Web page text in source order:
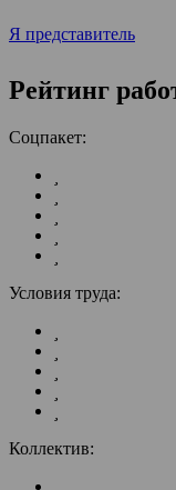
Я представитель
Рейтинг
Соцпакет:
Условия труда:
Коллектив: